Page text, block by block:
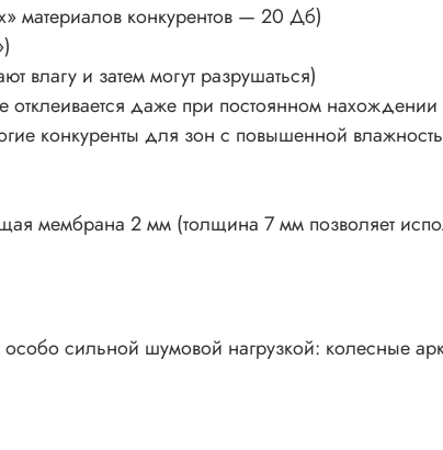
материалов конкурентов — 20 Дб)
влагу и затем могут разрушаться)
отклеивается даже при постоянном нахождении
конкуренты для зон с повышенной
мембрана 2 мм (толщина 7 мм позволяет
особо сильной шумовой нагрузкой: колесные